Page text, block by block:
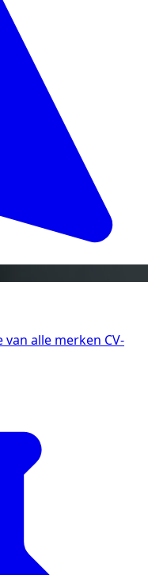
alle merken CV-